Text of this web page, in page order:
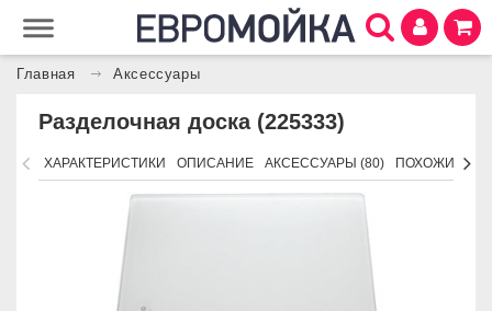
Главная Аксессуары
Разделочная доска (225333)
ХАРАКТЕРИСТИКИ ОПИСАНИЕ АКСЕССУАРЫ (80) ПОХОЖИЕ